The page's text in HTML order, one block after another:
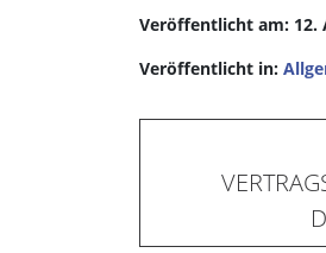
Veröffentlicht am: 12.
Veröffentlicht in: